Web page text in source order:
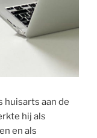
huisarts aan de
hij als
en als